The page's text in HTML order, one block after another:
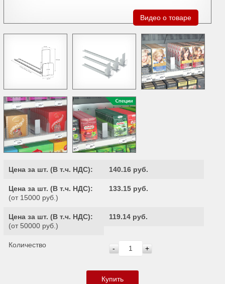
Видео о товаре
Цена за шт. (В т.ч. НДС): 140.16 руб.
Цена за шт. (В т.ч. НДС):
(от 15000 руб.)
133.15 руб.
Цена за шт. (В т.ч. НДС):
(от 50000 руб.)
119.14 руб.
Количество - +
Купить